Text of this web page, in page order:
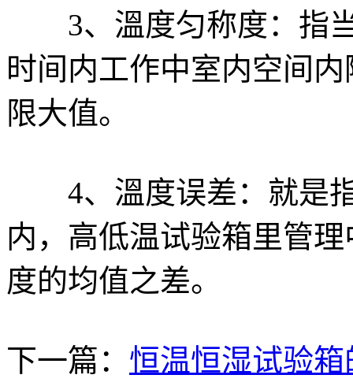
3、溫度匀称度：指当
时间内工作中室内空间
限大值。
4、溫度误差：就是指
内，高低温试验箱里管
度的均值之差。
下一篇： 恒温恒湿试验